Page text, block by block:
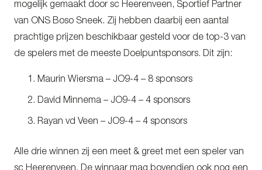
mogelijk gemaakt door sc Heerenveen, Sportief Partner
van ONS Boso Sneek. Zij hebben daarbij een aantal
prachtige prijzen beschikbaar gesteld voor de top-3 van
de spelers met de meeste Doelpuntsponsors. Dit zijn:
Maurin Wiersma – JO9-4 – 8 sponsors
David Minnema – JO9-4 – 4 sponsors
Rayan vd Veen – JO9-4 – 4 sponsors
Alle drie winnen zij een meet & greet met een speler van